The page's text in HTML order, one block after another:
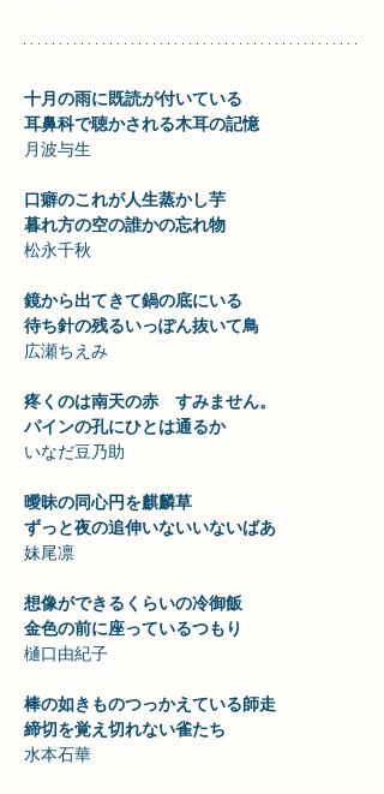
十月の雨に既読が付いている
耳鼻科で聴かされる木耳の記憶
月波与生
口癖のこれが人生蒸かし芋
暮れ方の空の誰かの忘れ物
松永千秋
鏡から出てきて鍋の底にいる
待ち針の残るいっぽん抜いて鳥
広瀬ちえみ
疼くのは南天の赤　すみません。
パインの孔にひとは通るか
いなだ豆乃助
曖昧の同心円を麒麟草
ずっと夜の追伸いないいないばあ
妹尾凛
想像ができるくらいの冷御飯
金色の前に座っているつもり
樋口由紀子
棒の如きものつっかえている師走
締切を覚え切れない雀たち
水本石華